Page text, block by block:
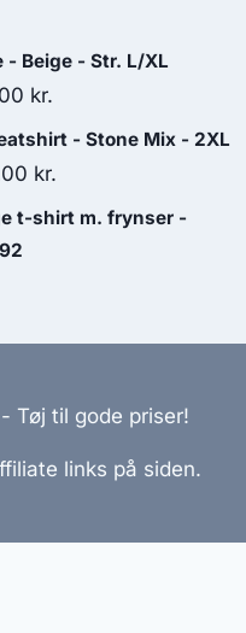
is:
- Beige - Str. L/XL
kr.
price
- Stone Mix - 2XL
kr..
kr.
price
t-shirt m. frynser -
Tøj til gode priser!
links på siden.